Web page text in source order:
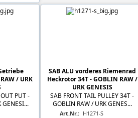
/ URK
PUT -
GENESI...
SAB ALU vorderes Riemenrad
Heckrotor 34T - GOBLIN RAW /
URK GENESIS
SAB FRONT TAIL PULLEY 34T -
GOBLIN RAW / URK GENES...
Art.Nr.: H1271-S